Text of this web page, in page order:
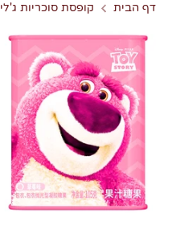
דף הבית קופסת סוכריות ג'לי TOY STORY